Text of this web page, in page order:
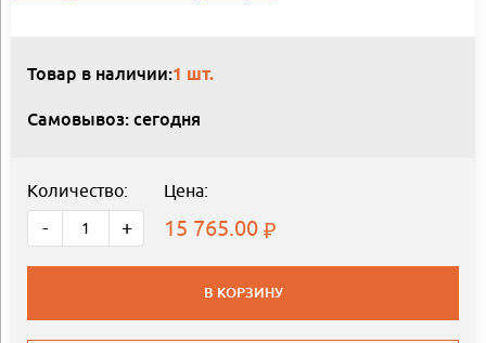
Товар в наличии:1 шт.
Самовывоз: сегодня
Количество:
- +
Цена:
15 765.00
В КОРЗИНУ